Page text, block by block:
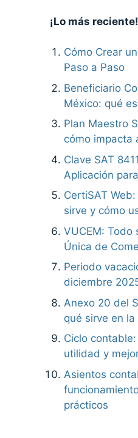
¡Lo más reciente!
Cómo Crear
Paso a Paso
Beneficiario
México: qué
Plan Maestro
cómo impacta
Clave SAT
Aplicación
CertiSAT
sirve y cómo
VUCEM: Todo
Única de
Periodo
diciembre
Anexo 20 del
qué sirve en la
Ciclo
utilidad y
Asientos
prácticos